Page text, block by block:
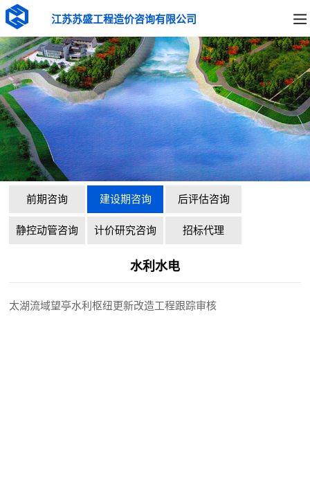
江苏苏盛工程造价咨询有限公司
前期咨询 建设期咨询 后评估咨询
静控动管咨询 计价研究咨询 招标代理
水利水电
太湖流域望亭水利枢纽更新改造工程跟踪审核